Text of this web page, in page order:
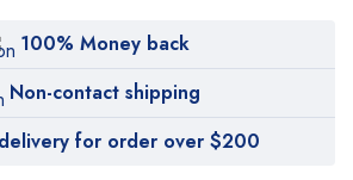
100% Money back
Non-contact shipping
for order over $200